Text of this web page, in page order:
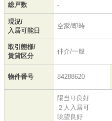
総戸数 -
現況/
入居可能日
空家/即時
取引態様/
賃貸区分
仲介/一般
物件番号 84288620
陽当り良好
２人入居可
眺望良好